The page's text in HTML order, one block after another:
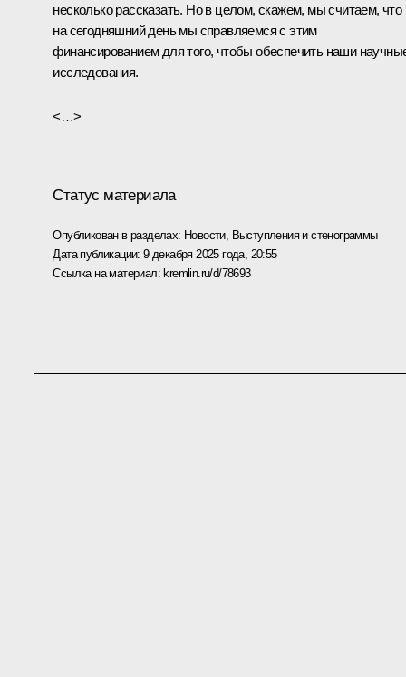
несколько рассказать. Но в целом, скажем, мы считаем, что
на сегодняшний день мы справляемся с этим
финансированием для того, чтобы обеспечить наши
исследования.
<…>
Статус материала
Опубликован в разделах: Новости, Выступления и стенограммы
Дата публикации:9 декабря 2025 года, 20:55
Ссылка на материал: kremlin.ru/d/78693